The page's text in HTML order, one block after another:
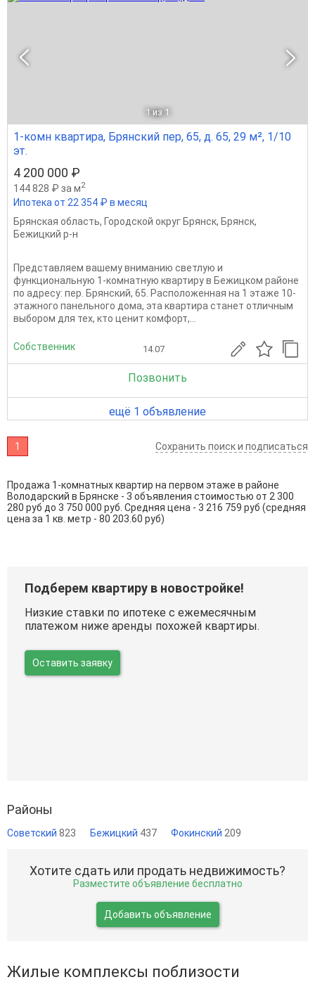
1 из 1
1-комн квартира, Брянский пер, 65, д. 65, 29 м², 1/10
эт.
4 200 000 ₽
144 828 ₽ за м2
Ипотека от 22 354 ₽ в месяц
Брянская область, Городской округ Брянск, Брянск,
Бежицкий р-н
Представляем вашему вниманию светлую и
функциональную 1-комнатную квартиру в Бежицком районе
по адресу: пер. Брянский, 65. Расположенная на 1 этаже 10-
этажного панельного дома, эта квартира станет отличным
выбором для тех, кто ценит комфорт,...
Собственник 14.07
Позвонить
ещё 1 объявление
1 Сохранить поиск и подписаться
Продажа 1-комнатных квартир на первом этаже в районе
Володарский в Брянске - 3 объявления стоимостью от 2 300
280 руб до 3 750 000 руб. Средняя цена - 3 216 759 руб (средняя
цена за 1 кв. метр - 80 203.60 руб)
Подберем квартиру в новостройке!
Низкие ставки по ипотеке с ежемесячным
платежом ниже аренды похожей квартиры.
Оставить заявку
Районы
Советский 823 Бежицкий 437 Фокинский 209
Хотите сдать или продать недвижимость?
Разместите объявление бесплатно
Добавить объявление
Жилые комплексы поблизости